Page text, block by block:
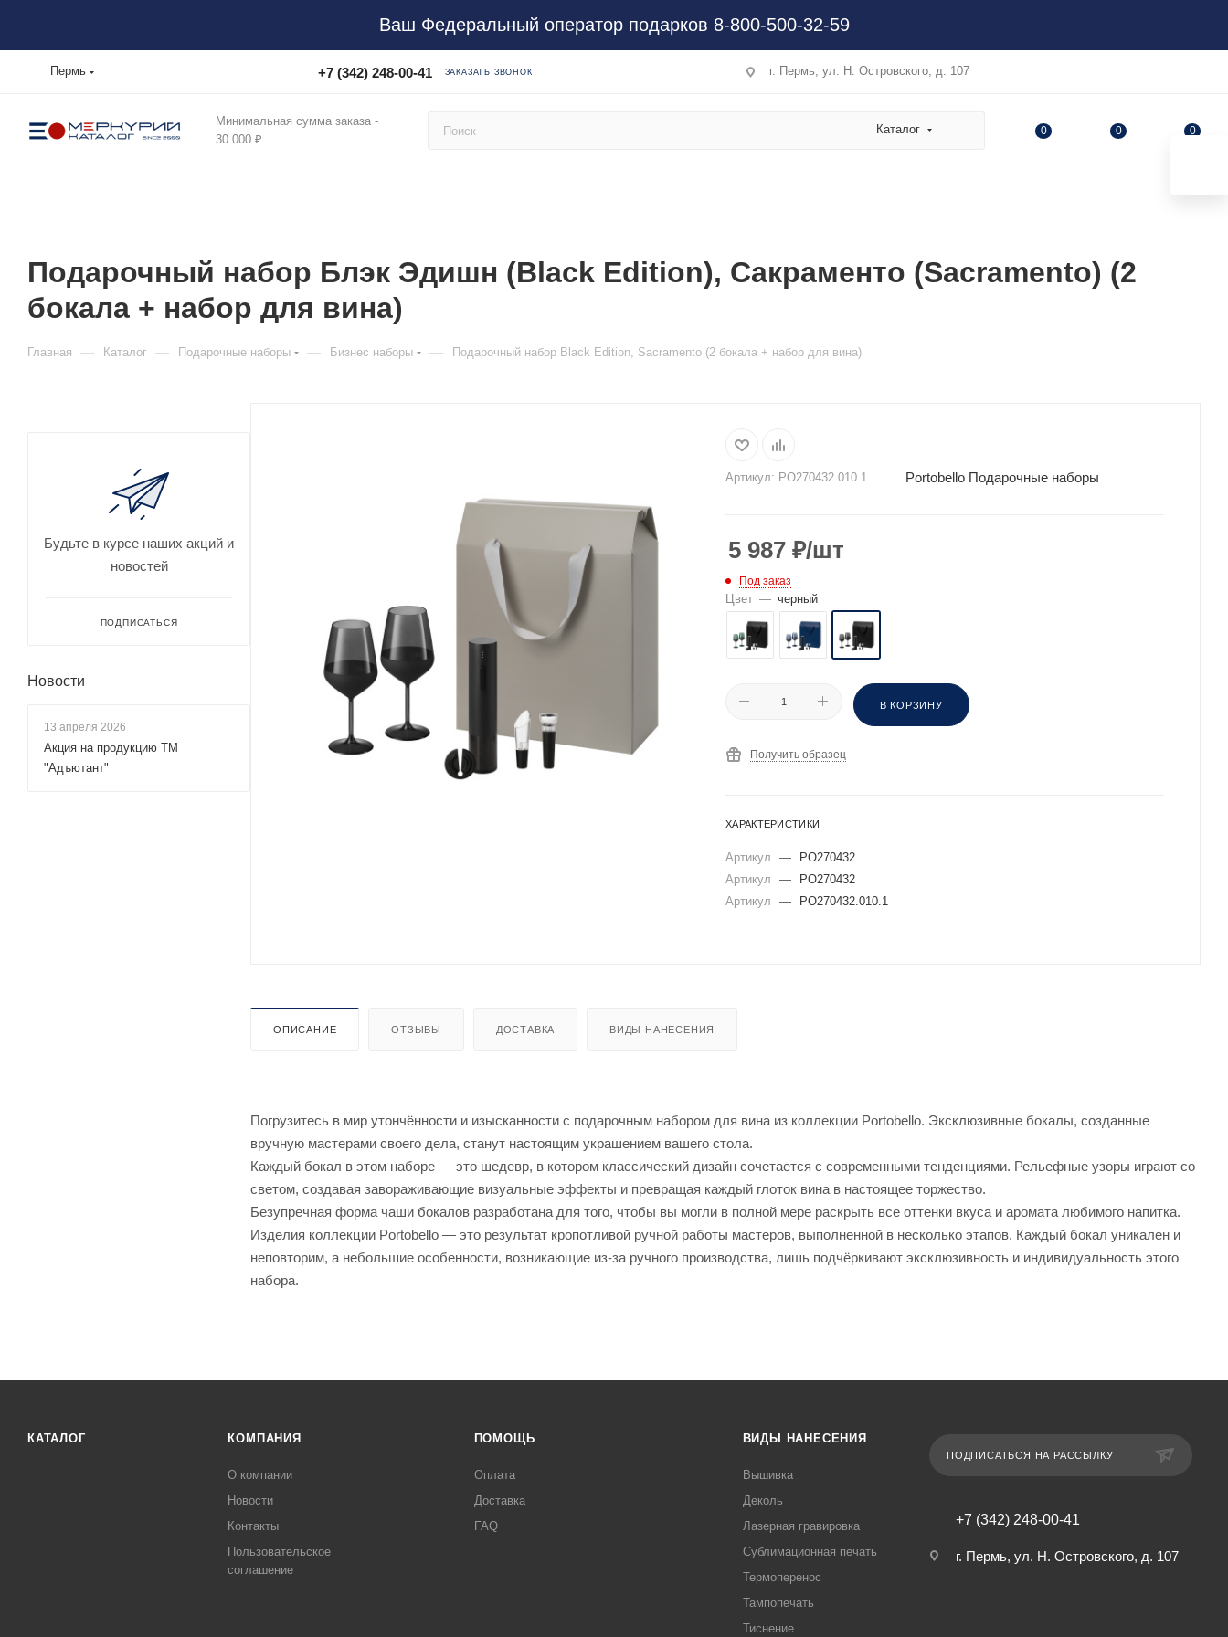
Ваш Федеральный оператор подарков 8-800-500-32-59
Пермь +7 (342) 248-00-41 ЗАКАЗАТЬ ЗВОНОК г. Пермь, ул. Н. Островского, д. 107
Минимальная сумма заказа -
30.000 ₽
Каталог 0 0 0
Подарочный набор Блэк Эдишн (Black Edition), Сакраменто (Sacramento) (2
бокала + набор для вина)
Главная — Каталог — Подарочные наборы — Бизнес наборы — Подарочный набор Black Edition, Sacramento (2 бокала + набор для вина)
Артикул: PO270432.010.1 Portobello Подарочные наборы
5 987 ₽/шт
Под заказ
Цвет — черный
В КОРЗИНУ
Получить образец
ХАРАКТЕРИСТИКИ
Артикул —
PO270432
Артикул
—
PO270432
Артикул
— PO270432.010.1
ОПИСАНИЕ ОТЗЫВЫ ДОСТАВКА ВИДЫ НАНЕСЕНИЯ
Погрузитесь в мир утончённости и изысканности с подарочным набором для вина из коллекции Portobello. Эксклюзивные бокалы, созданные
вручную мастерами своего дела, станут настоящим украшением вашего стола.
Каждый бокал в этом наборе — это шедевр, в котором классический дизайн сочетается с современными тенденциями. Рельефные узоры играют со
светом, создавая завораживающие визуальные эффекты и превращая каждый глоток вина в настоящее торжество.
Безупречная форма чаши бокалов разработана для того, чтобы вы могли в полной мере раскрыть все оттенки вкуса и аромата любимого напитка.
Изделия коллекции Portobello — это результат кропотливой ручной работы мастеров, выполненной в несколько этапов. Каждый бокал уникален и
неповторим, а небольшие особенности, возникающие из-за ручного производства, лишь подчёркивают эксклюзивность и индивидуальность этого
набора.
Будьте в курсе наших акций и
новостей
ПОДПИСАТЬСЯ
Новости
13 апреля 2026
Акция на продукцию ТМ
"Адъютант"
КАТАЛОГ КОМПАНИЯ
О компании
Новости
Контакты
Пользовательское
соглашение
ПОМОЩЬ
Оплата
Доставка
FAQ
ВИДЫ НАНЕСЕНИЯ
Вышивка
Деколь
Лазерная гравировка
Сублимационная печать
Термоперенос
Тампопечать
Тиснение
ПОДПИСАТЬСЯ НА РАССЫЛКУ
+7 (342) 248-00-41
г. Пермь, ул. Н. Островского, д. 107